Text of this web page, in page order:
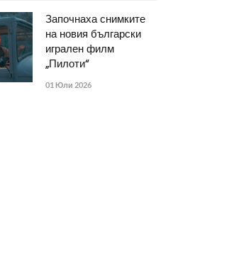
Започнаха снимките
на новия български
игрален филм
„Пилоти“
01 Юли 2026